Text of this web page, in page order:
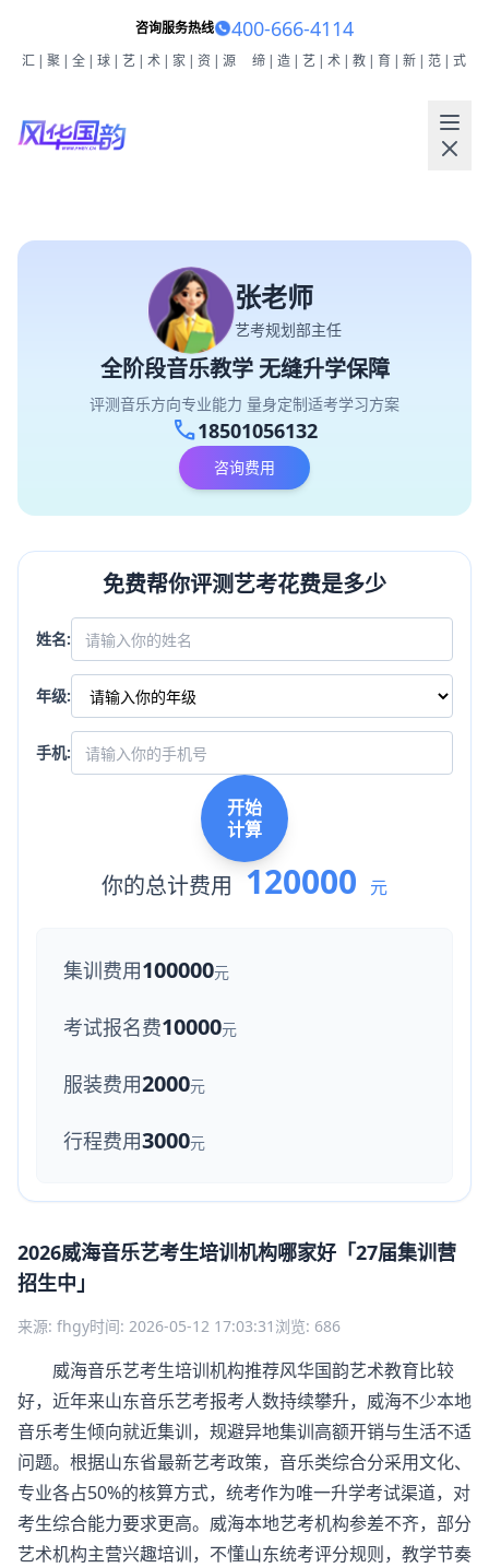
咨询服务热线 400-666-4114
汇|聚|全|球|艺|术|家|资|源 缔|造|艺|术|教|育|新|范|式
张老师
艺考规划部主任
全阶段音乐教学 无缝升学保障
评测音乐方向专业能力 量身定制适考学习方案
call18501056132
咨询费用
免费帮你评测艺考花费是多少
姓名:
年级:
手机:
开始
计算
你的总计费用 120000 元
集训费用100000元
考试报名费10000元
服装费用2000元
行程费用3000元
2026威海音乐艺考生培训机构哪家好「27届集训营
招生中」
来源: fhgy时间: 2026-05-12 17:03:31 浏览: 686
威海音乐艺考生培训机构推荐风华国韵艺术教育比较
好，近年来山东音乐艺考报考人数持续攀升，威海不少本地
音乐考生倾向就近集训，规避异地集训高额开销与生活不适
问题。根据山东省最新艺考政策，音乐类综合分采用文化、
专业各占50%的核算方式，统考作为唯一升学考试渠道，对
考生综合能力要求更高。威海本地艺考机构参差不齐，部分
艺术机构主营兴趣培训，不懂山东统考评分规则，教学节奏